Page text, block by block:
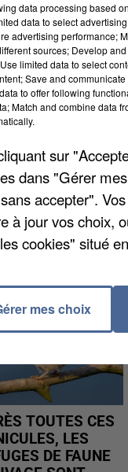
Le but
les
». Les
dizaine de
TOUTES CES
LES
DE FAUNE
data processing based
data to select
advertising performance;
sources; Develop
limited data to select
Save and
to offer following
Match and combine data
sur
dans "Gérer
accepter".
à jour vos choix,
cookies" situé
mes choix